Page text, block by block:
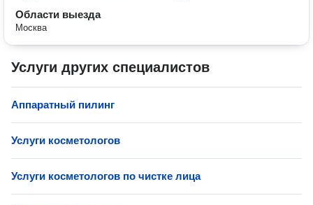
Области выезда
Москва
Услуги других специалистов
Аппаратный пилинг
Услуги косметологов
Услуги косметологов по чистке лица